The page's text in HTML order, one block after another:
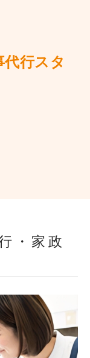
行スタ
・家政